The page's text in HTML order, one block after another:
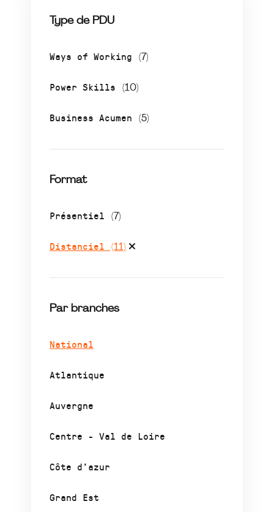
Type de PDU
Ways of Working (7)
Power Skills (10)
Business Acumen (5)
Format
Présentiel (7)
Distanciel (11)
Par branches
National
Atlantique
Auvergne
Centre - Val de Loire
Côte d’azur
Grand Est